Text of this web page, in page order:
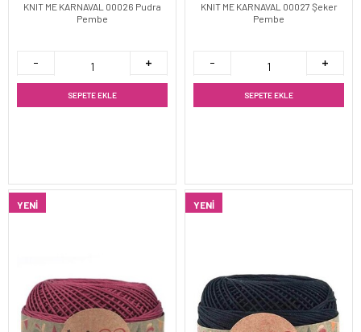
KNIT ME KARNAVAL 00026 Pudra
Pembe
SEPETE EKLE
KNIT ME KARNAVAL 00027 Şeker
Pembe
SEPETE EKLE
YENI YENI